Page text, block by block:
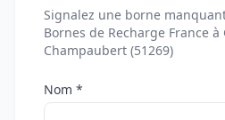
Signalez une borne
Bornes de Recharge France
Champaubert (51269)
Nom *